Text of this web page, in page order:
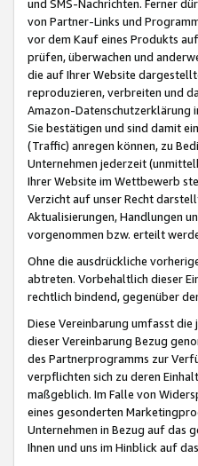
und SMS-Nachrichten. Ferner
von Partner-Links und
vor dem Kauf eines Produkts
prüfen, überwachen und
die auf Ihrer Website
reproduzieren, verbreiten und
Amazon-Datenschutzerklärung
Sie bestätigen und sind damit
(Traffic) anregen können, zu
Unternehmen jederzeit
Ihrer Website im Wettbewerb
Verzicht auf unser Recht
Aktualisierungen, Handlungen
vorgenommen bzw. erteilt
Ohne die ausdrückliche
abtreten. Vorbehaltlich dieser
rechtlich bindend, gegenüber
Diese Vereinbarung umfasst
dieser Vereinbarung Bezug
des Partnerprogramms zur
verpflichten sich zu deren
maßgeblich. Im Falle von
eines gesonderten
Unternehmen in Bezug auf das
Ihnen und uns im Hinblick auf